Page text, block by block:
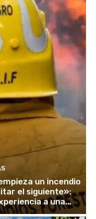
un incendio
el siguiente»:
a una...